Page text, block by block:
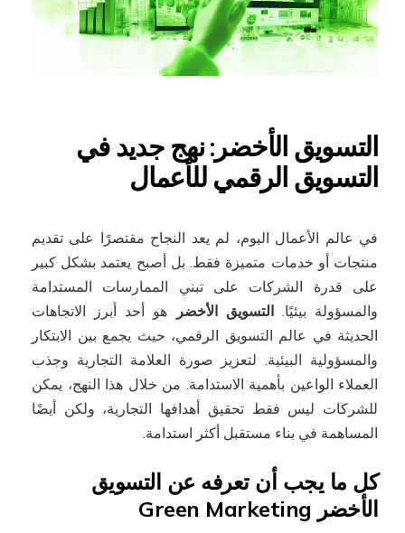
التسويق الأخضر: نهج جديد في
التسويق الرقمي للأعمال
في عالم الأعمال اليوم، لم يعد النجاح مقتصرًا على تقديم
منتجات أو خدمات متميزة فقط. بل أصبح يعتمد بشكل كبير
على قدرة الشركات على تبني الممارسات المستدامة
والمسؤولة بيئيًا.التسويق الأخضر
هو أحد أبرز الاتجاهات
الحديثة في عالم التسويق الرقمي، حيث يجمع بين الابتكار
والمسؤولية البيئية. لتعزيز صورة العلامة التجارية وجذب
العملاء الواعين بأهمية الاستدامة. من خلال هذا النهج، يمكن
للشركات ليس فقط تحقيق أهدافها التجارية، ولكن أيضًا
المساهمة في بناء مستقبل أكثر استدامة.
كل ما يجب أن تعرفه عن التسويق
الأخضر Green Marketing